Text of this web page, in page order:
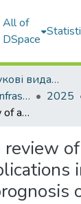
All of
DSpace
Періодичні наукові видання
Shipbuilding & marine infrastructure
2025
Comprehensive review of artificial intelligence applications in the diagnosis and prognosis of ship power systems
review